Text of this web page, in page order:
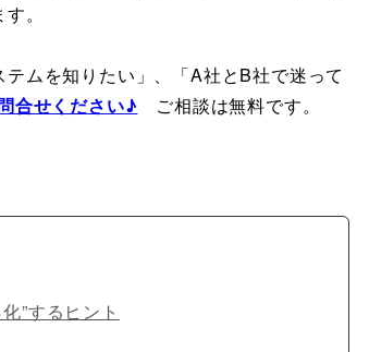
。
ムを知りたい」、「A社とB社で迷って
合せください♪ ご相談は無料です。
”するヒント